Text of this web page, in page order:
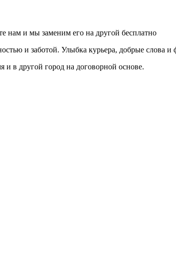
нам и мы заменим его на другой бесплатно
и заботой. Улыбка курьера, добрые слова
и в другой город на договорной основе.